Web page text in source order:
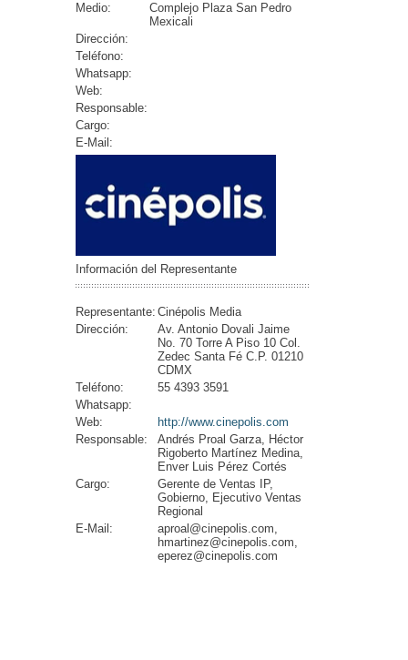
Medio:
Complejo Plaza San Pedro
Mexicali
Dirección:
Teléfono:
Whatsapp:
Web:
Responsable:
Cargo:
E-Mail:
Información del Representante
Representante: Cinépolis Media
Dirección:
Av. Antonio Dovali Jaime
No. 70 Torre A Piso 10 Col.
Zedec Santa Fé C.P. 01210
CDMX
Teléfono:
55 4393 3591
Whatsapp:
Web:
http://www.cinepolis.com
Responsable:
Andrés Proal Garza, Héctor
Rigoberto Martínez Medina,
Enver Luis Pérez Cortés
Cargo:
Gerente de Ventas IP,
Gobierno, Ejecutivo Ventas
Regional
E-Mail:
aproal@cinepolis.com,
hmartinez@cinepolis.com,
eperez@cinepolis.com